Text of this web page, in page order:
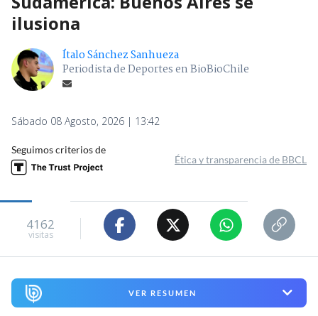
ilusiona
Ítalo Sánchez Sanhueza
Periodista de Deportes en BioBioChile
Sábado 08 Agosto, 2026 | 13:42
Seguimos criterios de
Ética y transparencia de BBCL
4162
visitas
VER RESUMEN